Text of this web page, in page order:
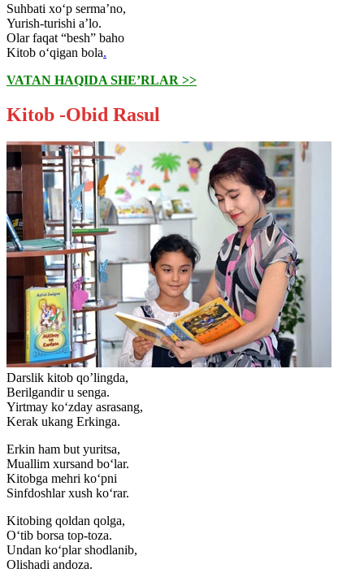
Suhbati xo‘p serma’no,
Yurish-turishi a’lo.
Olar faqat “besh” baho
Kitob o‘qigan bola.
VATAN HAQIDA SHE’RLAR >>
Kitob -Obid Rasul
Darslik kitob qo’lingda,
Berilgandir u senga.
Yirtmay ko‘zday asrasang,
Kerak ukang Erkinga.
Erkin ham but yuritsa,
Muallim xursand bo‘lar.
Kitobga mehri ko‘pni
Sinfdoshlar xush ko‘rar.
Kitobing qoldan qolga,
O‘tib borsa top-toza.
Undan ko‘plar shodlanib,
Olishadi andoza.